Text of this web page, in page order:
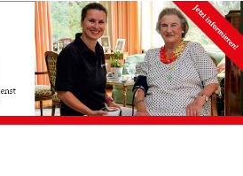
Eßlinger
Zeitung